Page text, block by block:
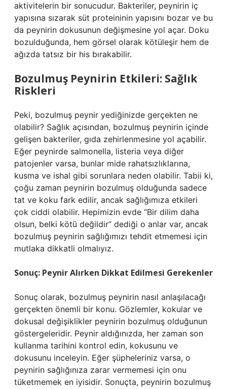
aktivitelerin bir sonucudur. Bakteriler, peynirin iç
yapısına sızarak süt proteininin yapısını bozar ve bu
da peynirin dokusunun değişmesine yol açar. Doku
bozulduğunda, hem görsel olarak kötüleşir hem de
ağızda tatsız bir his bırakabilir.
Bozulmuş Peynirin Etkileri: Sağlık
Riskleri
Peki, bozulmuş peynir yediğinizde gerçekten ne
olabilir? Sağlık açısından, bozulmuş peynirin içinde
gelişen bakteriler, gıda zehirlenmesine yol açabilir.
Eğer peynirde salmonella, listeria veya diğer
patojenler varsa, bunlar mide rahatsızlıklarına,
kusma ve ishal gibi sorunlara neden olabilir. Tabii ki,
çoğu zaman peynirin bozulmuş olduğunda sadece
tat ve koku fark edilir, ancak sağlığımıza etkileri
çok ciddi olabilir. Hepimizin evde “Bir dilim daha
olsun, belki kötü değildir” dediği o anlar var, ancak
bozulmuş peynirin sağlığımızı tehdit etmemesi için
mutlaka dikkatli olmalıyız.
Sonuç: Peynir Alırken Dikkat Edilmesi Gerekenler
Sonuç olarak, bozulmuş peynirin nasıl anlaşılacağı
gerçekten önemli bir konu. Gözlemler, kokular ve
dokusal değişiklikler peynirin bozulmuş olduğunun
göstergeleridir. Peynir aldığınızda, her zaman son
kullanma tarihini kontrol edin, kokusunu ve
dokusunu inceleyin. Eğer şüpheleriniz varsa, o
peynirin sağlığınıza zarar vermemesi için onu
tüketmemek en iyisidir. Sonuçta, peynirin bozulmuş